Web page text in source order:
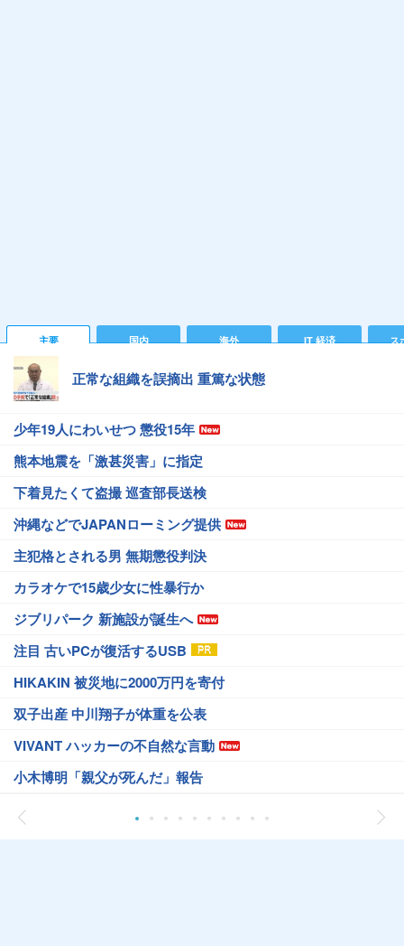
主要 国内 海外 IT 経済 ス
正常な組織を誤摘出 重篤な状態
少年19人にわいせつ 懲役15年
熊本地震を「激甚災害」に指定
下着見たくて盗撮 巡査部長送検
沖縄などでJAPANローミング提供
主犯格とされる男 無期懲役判決
カラオケで15歳少女に性暴行か
ジブリパーク 新施設が誕生へ
注目 古いPCが復活するUSB
HIKAKIN 被災地に2000万円を寄付
双子出産 中川翔子が体重を公表
VIVANT ハッカーの不自然な言動
小木博明「親父が死んだ」報告